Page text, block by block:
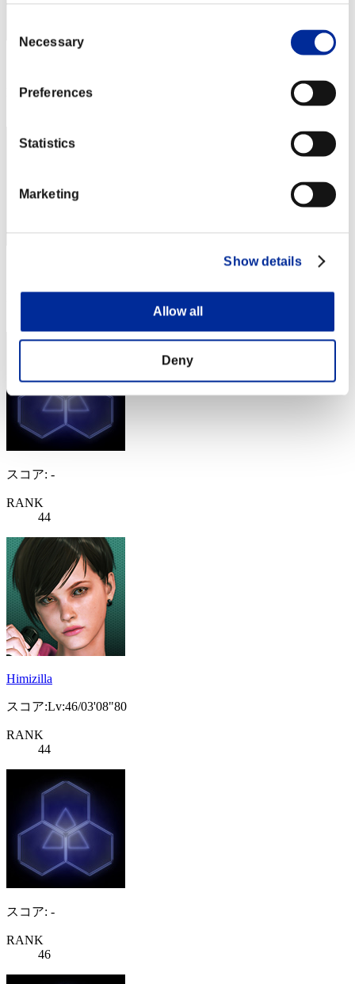
Selection
Necessary
Preferences
Statistics
Marketing
Show details
Allow all
Deny
RANK
RANK
スコア: -
RANK
44
Himizilla
スコア:Lv:46/03'08"80
RANK
44
スコア: -
RANK
46